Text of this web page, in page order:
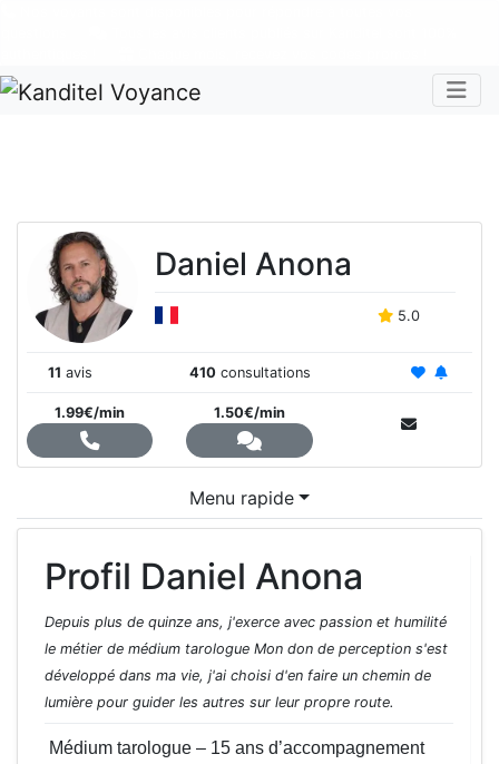
Daniel Anona
5.0
11 avis 410consultations
1.99€/min 1.50€/min
Menu rapide
Profil Daniel Anona
Depuis plus de quinze ans, j'exerce avec passion et humilité
le métier de médium tarologue Mon don de perception s'est
développé dans ma vie, j'ai choisi d'en faire un chemin de
lumière pour guider les autres sur leur propre route.